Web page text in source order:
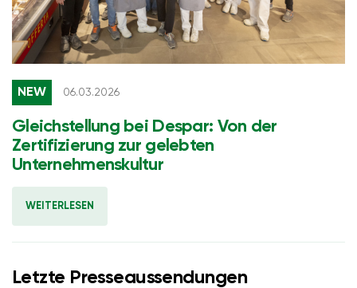
NEW 06.03.2026
Gleichstellung bei Despar: Von der
Zertifizierung zur gelebten
Unternehmenskultur
WEITERLESEN
Letzte Presseaussendungen